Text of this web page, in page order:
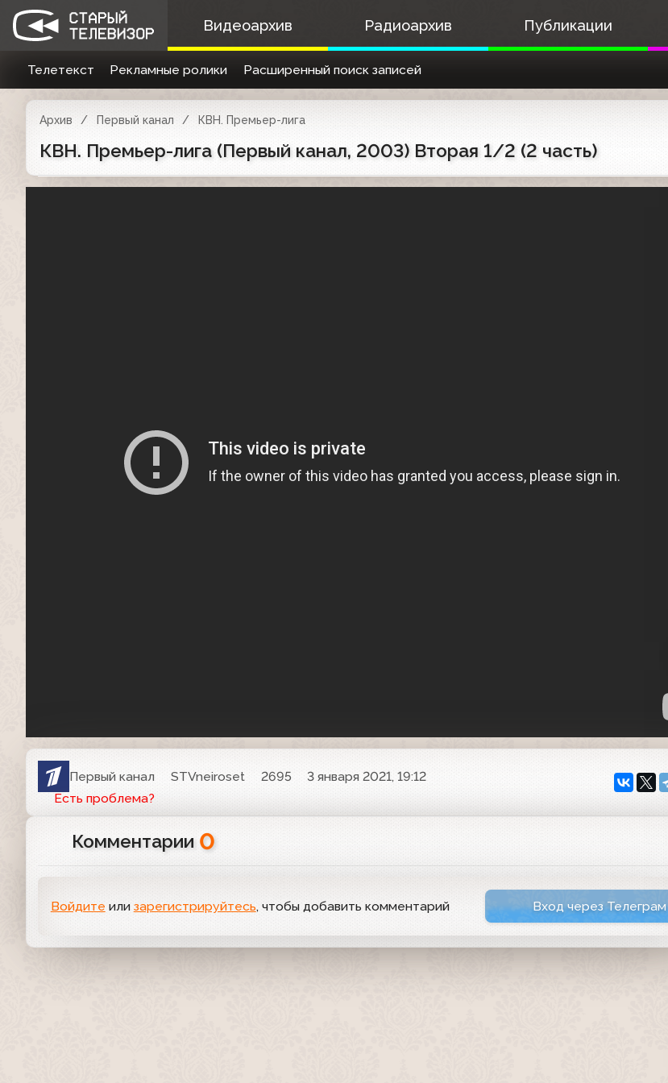
Видеоархив Радиоархив Публикации
Телетекст Рекламные ролики Расширенный поиск записей
Архив Первый канал КВН. Премьер-лига
КВН. Премьер-лига (Первый канал, 2003) Вторая 1/2 (2 часть)
Первый канал STVneiroset 2695
3 января 2021, 19:12
Есть проблема?
Комментарии 0
Войдите или зарегистрируйтесь, чтобы добавить комментарий Вход через Телеграм